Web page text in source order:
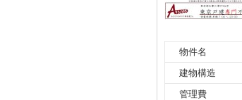
物件名
建物構造
管理費